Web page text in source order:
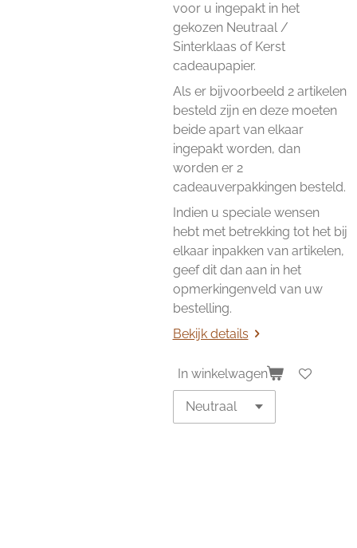
voor u ingepakt in het
gekozen Neutraal /
Sinterklaas of Kerst
cadeaupapier.
Als er bijvoorbeeld 2 artikelen
besteld zijn en deze moeten
beide apart van elkaar
ingepakt worden, dan
worden er 2
cadeauverpakkingen besteld.
Indien u speciale wensen
hebt met betrekking tot het bij
elkaar inpakken van artikelen,
geef dit dan aan in het
opmerkingenveld van uw
bestelling.
Bekijk details
In winkelwagen